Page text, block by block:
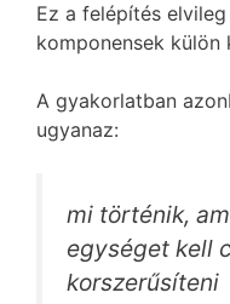
Ez a felépítés
komponensek külön
A gyakorlatban
ugyanaz:
mi történik,
egységet kell
korszerűsíteni